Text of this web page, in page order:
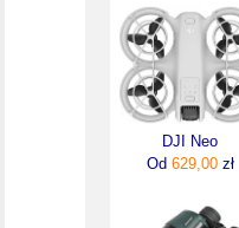
DJI Neo
Od 629,00zł